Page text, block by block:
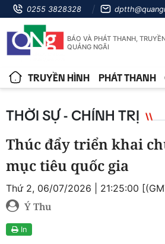
0255 3828328
BÁO VÀ PHÁT THANH,
QUẢNG NGÃI
TRUYỀN HÌNH PHÁT THANH
THỜI SỰ - CHÍNH TRỊ
Thúc đẩy triển khai
mục tiêu quốc gia
Thứ 2, 06/07/2026 | 21:25:00
Ý Thu
In